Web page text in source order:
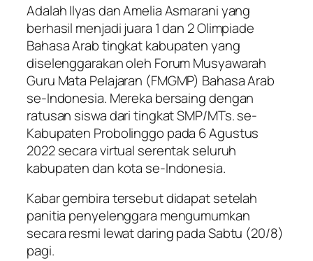
Adalah Ilyas dan Amelia Asmarani yang
berhasil menjadi juara 1 dan 2 Olimpiade
Bahasa Arab tingkat kabupaten yang
diselenggarakan oleh Forum Musyawarah
Guru Mata Pelajaran (FMGMP) Bahasa Arab
se-Indonesia. Mereka bersaing dengan
ratusan siswa dari tingkat SMP/MTs. se-
Kabupaten Probolinggo pada 6 Agustus
2022 secara virtual serentak seluruh
kabupaten dan kota se-Indonesia.
Kabar gembira tersebut didapat setelah
panitia penyelenggara mengumumkan
secara resmi lewat daring pada Sabtu (20/8)
pagi.